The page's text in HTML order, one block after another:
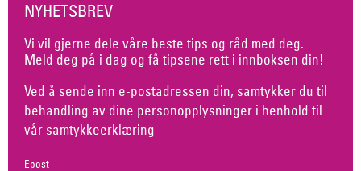
NYHETSBREV
Vi vil gjerne dele våre beste tips og råd med deg.
Meld deg på i dag og få tipsene rett i innboksen din!
Ved å sende inn e-postadressen din, samtykker du til
behandling av dine personopplysninger i henhold til
vår samtykkeerklæring
Epost